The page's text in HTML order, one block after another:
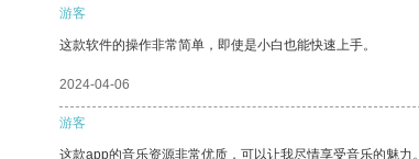
游客
这款软件的操作非常简单，即使是小白也能快速上手。
2024-04-06
游客
这款app的音乐资源非常优质，可以让我尽情享受音乐的魅力。